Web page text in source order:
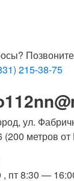
215-38-75
ул.
(200 метров
, пт 8:30 —